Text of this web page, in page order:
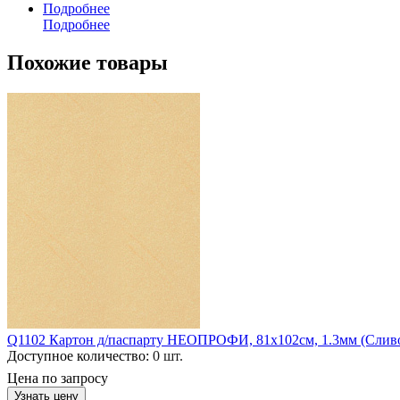
Подробнее
Подробнее
Похожие товары
Q1102 Картон д/паспарту НЕОПРОФИ, 81x102см, 1.3мм
Доступное количество: 0 шт.
Цена по запросу
Узнать цену